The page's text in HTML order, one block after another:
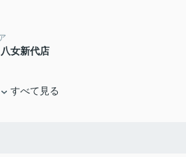
女新代店
すべて見る